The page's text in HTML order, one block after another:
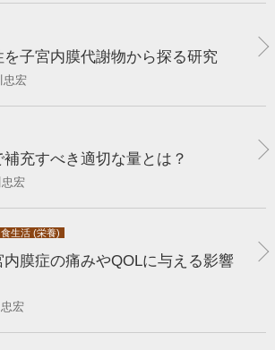
子宮内膜代謝物から探る研究
忠宏
充すべき適切な量とは？
宏
食生活 (栄養)
膜症の痛みやQOLに与える影響
宏